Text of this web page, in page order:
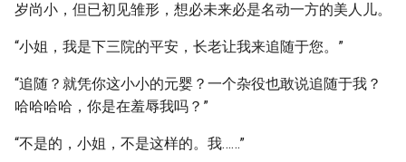
岁尚小，但已初见雏形，想必未来必是名动一方的美人儿。
“小姐，我是下三院的平安，长老让我来追随于您。”
“追随？就凭你这小小的元婴？一个杂役也敢说追随于我？
哈哈哈哈，你是在羞辱我吗？”
“不是的，小姐，不是这样的。我……”